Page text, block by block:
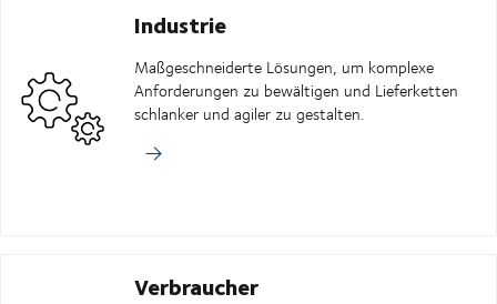
Industrie
Maßgeschneiderte Lösungen, um komplexe
Anforderungen zu bewältigen und Lieferketten
schlanker und agiler zu gestalten.
Verbraucher